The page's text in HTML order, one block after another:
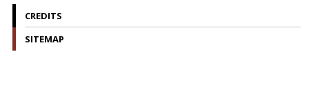
CREDITS
SITEMAP